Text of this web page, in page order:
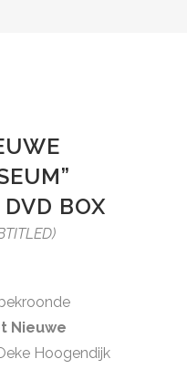
BOX
Nieuwe
Hoogendijk